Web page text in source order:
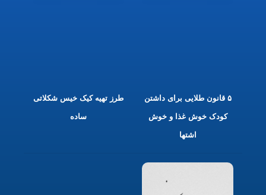
۵ قانون طلایی برای داشتن
کودک خوش غذا و خوش
اشتها
طرز تهیه کیک خیس شکلاتی
ساده